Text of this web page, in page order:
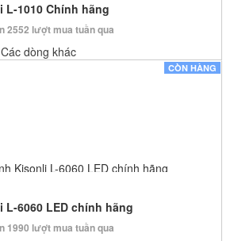
1010 Chính hãng
2552 lượt mua tuần qua
dòng khác
CÒN HÀNG
6060 LED chính hãng
1990 lượt mua tuần qua